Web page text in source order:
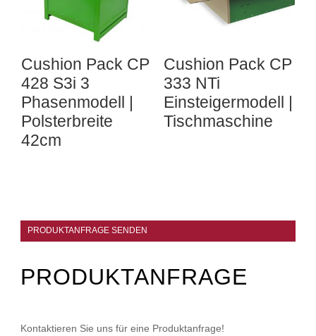
Cushion Pack CP
428 S3i 3
Phasenmodell |
Polsterbreite
42cm
Cushion Pack CP
333 NTi
Einsteigermodell |
Tischmaschine
PRODUKTANFRAGE SENDEN
PRODUKTANFRAGE
Kontaktieren Sie uns für eine Produktanfrage!